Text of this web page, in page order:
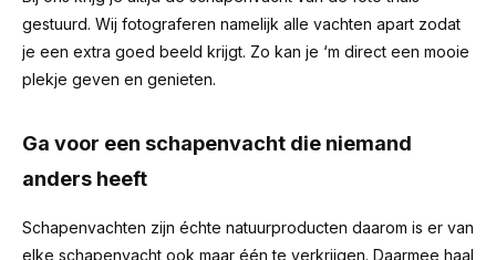
gestuurd. Wij fotograferen namelijk alle vachten apart zodat
je een extra goed beeld krijgt. Zo kan je ‘m direct een mooie
plekje geven en genieten.
Ga voor een schapenvacht die niemand
anders heeft
Schapenvachten zijn échte natuurproducten daarom is er van
elke schapenvacht ook maar één te verkrijgen. Daarmee haal